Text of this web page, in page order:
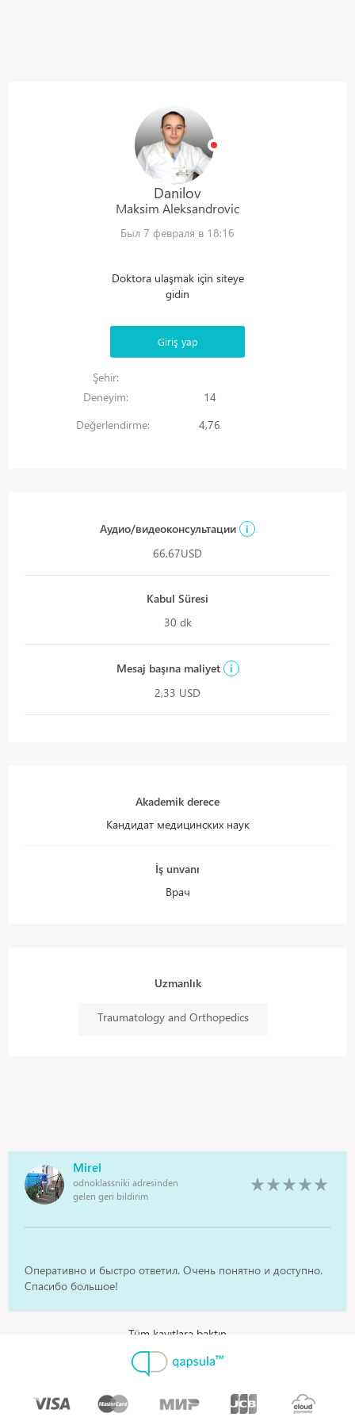
Danilov
Maksim Aleksandrovic
Был 7 февраля в 18:16
Doktora ulaşmak için siteye
gidin
Giriş yap
Şehir:
Deneyim:
14
Değerlendirme:
4,76
Аудио/видеоконсультации
i
66,67USD
Kabul Süresi
30 dk
Mesaj başına maliyet
i
2,33 USD
Akademik derece
Кандидат медицинских наук
İş unvanı
Врач
Uzmanlık
Traumatology and Orthopedics
Mirel
odnoklassniki adresinden
gelen geri bildirim
Оперативно и быстро ответил. Очень понятно и доступно.
Спасибо большое!
Tüm kayıtlara baktın